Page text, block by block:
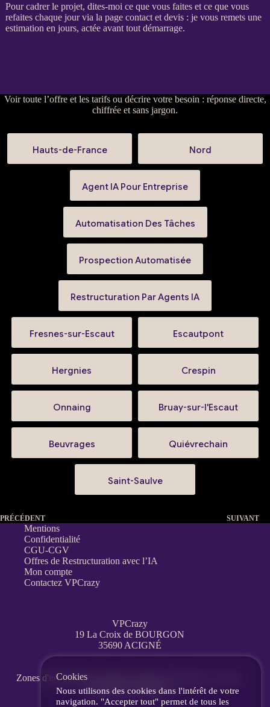
Pourcadrerle projet, dites-moi ce que vous faites et ce que vous
refaites chaque jour via la page contact et devis: je vous remets une
estimation en jours, actée avant tout démarrage.
Voirtoute l’offre et les tarifsou décrire votre besoin : réponse directe,
chiffrée et sans jargon.
Hauts-de-France Nord
Agent IA Pour Entreprise
Automatisation Des Tâches
Prospection Automatisée
Restructuration Par Agents IA
Fresnes-sur-Escaut Escautpont
Hergnies Crespin
Onnaing Bruay-sur-l'Escaut
Beuvrages Quiévrechain
Saint-Saulve
PRÉCÉDENT SUIVANT
Mentions
Confidentialité
CGU-CGV
Offres de Restructuration avec l’IA
Mon compte
Contactez VPCrazy
VPCrazy
19 La Croix de BOURGON
35690 ACIGNÉ
Zones d'interventions partout en France
messagerie, téléphone.
Cookies
Nous utilisons des cookies dans l'intérêt de votre
navigation. "Accepter tout" permet de tous les